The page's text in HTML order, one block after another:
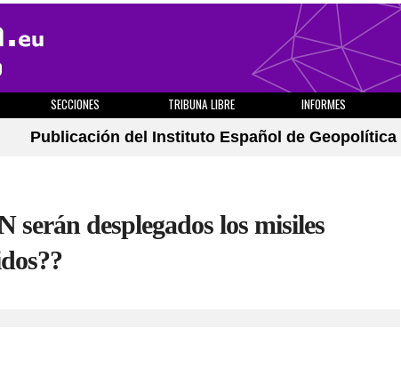
SECCIONES TRIBUNA LIBRE INFORMES
Publicación del Instituto Español de Geopolítica
serán desplegados los misiles